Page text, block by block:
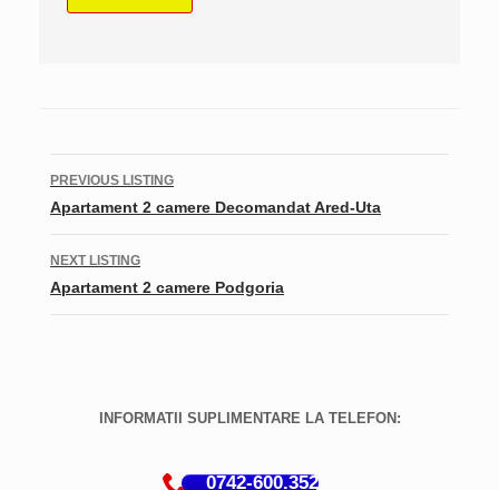
navigation
PREVIOUS LISTING
Apartament 2 camere Decomandat Ared-Uta
NEXT LISTING
Apartament 2 camere Podgoria
INFORMATII SUPLIMENTARE LA TELEFON:
0742-600.352